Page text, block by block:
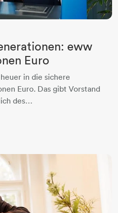
eww
Euro
in die sichere
Euro. Das gibt Vorstand
des…